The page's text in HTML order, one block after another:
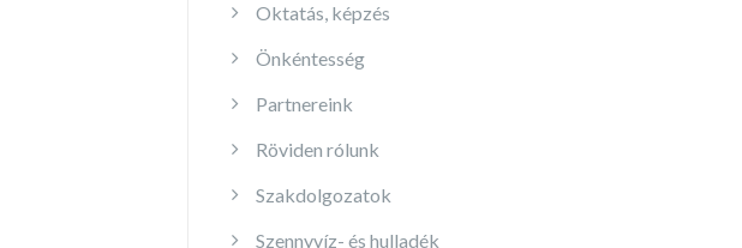
Oktatás, képzés
Önkéntesség
Partnereink
Röviden rólunk
Szakdolgozatok
Szennyvíz- és hulladék